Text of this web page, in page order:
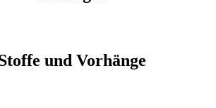
und Vorhänge